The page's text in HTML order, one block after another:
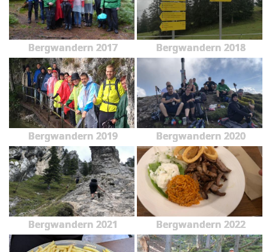
Bergwandern 2017 Bergwandern 2018
Bergwandern 2019 Bergwandern 2020
Bergwandern 2021 Bergwandern 2022